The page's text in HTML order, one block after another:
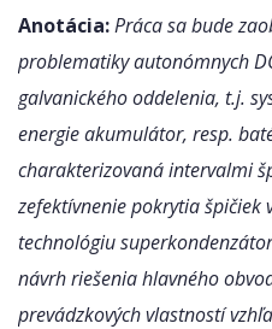
Anotácia:Práca sa bude
problematiky autonómnych
galvanického oddelenia, t.j.
energie akumulátor, resp.
charakterizovaná intervalmi
zefektívnenie pokrytia špičiek
technológiu
návrh riešenia hlavného
prevádzkových vlastností